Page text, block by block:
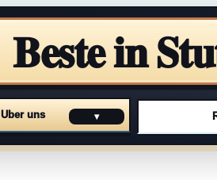
Beste in
Uber uns ▾